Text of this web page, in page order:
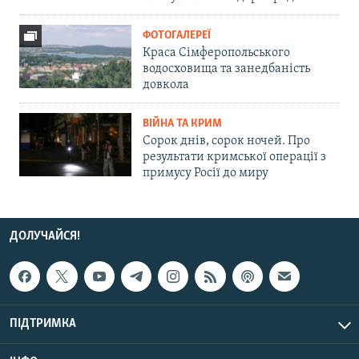
ФОТОГАЛЕРЕЇ
Краса Сімферопольського
водосховища та занедбаність
довкола
ВІЙНА ТА КРИМ
Сорок днів, сорок ночей. Про
результати кримської операції з
примусу Росії до миру
ДОЛУЧАЙСЯ!
ПІДТРИМКА